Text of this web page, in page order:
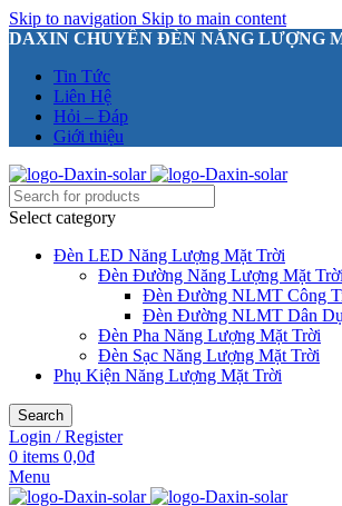
Skip to navigation Skip to main content
DAXIN CHUYÊN ĐÈN NĂNG LƯỢNG
Tin Tức
Liên Hệ
Hỏi – Đáp
Giới thiệu
Select category
Đèn LED Năng Lượng Mặt Trời
Đèn Đường Năng Lượng Mặt Trời
Đèn Đường NLMT Công
Đèn Đường NLMT Dân
Đèn Pha Năng Lượng Mặt Trời
Đèn Sạc Năng Lượng Mặt Trời
Phụ Kiện Năng Lượng Mặt Trời
Search
Login / Register
0 items 0,0₫
Menu